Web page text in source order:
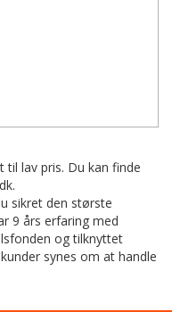
lav pris. Du kan finde
sikret den største
9 års erfaring med
og tilknyttet
synes om at handle